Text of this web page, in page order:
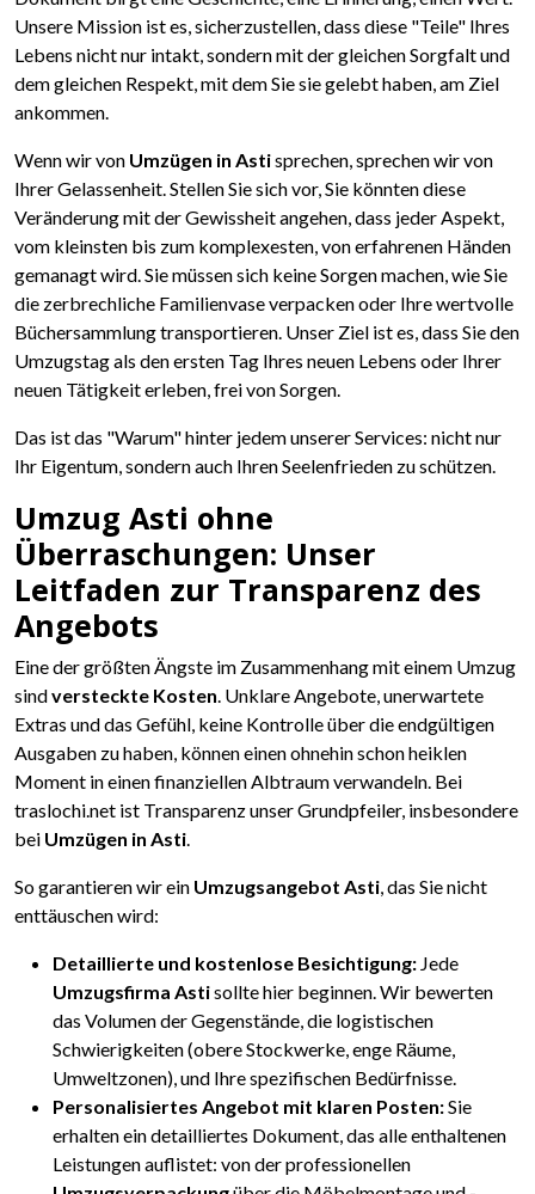
Unsere Mission ist es, sicherzustellen, dass diese "Teile" Ihres
Lebens nicht nur intakt, sondern mit der gleichen Sorgfalt und
dem gleichen Respekt, mit dem Sie sie gelebt haben, am Ziel
ankommen.
Wenn wir von Umzügen in Astisprechen, sprechen wir von
Ihrer Gelassenheit. Stellen Sie sich vor, Sie könnten diese
Veränderung mit der Gewissheit angehen, dass jeder Aspekt,
vom kleinsten bis zum komplexesten, von erfahrenen Händen
gemanagt wird. Sie müssen sich keine Sorgen machen, wie Sie
die zerbrechliche Familienvase verpacken oder Ihre wertvolle
Büchersammlung transportieren. Unser Ziel ist es, dass Sie den
Umzugstag als den ersten Tag Ihres neuen Lebens oder Ihrer
neuen Tätigkeit erleben, frei von Sorgen.
Das ist das "Warum" hinter jedem unserer Services: nicht nur
Ihr Eigentum, sondern auch Ihren Seelenfrieden zu schützen.
Umzug Asti ohne
Überraschungen: Unser
Leitfaden zur Transparenz des
Angebots
Eine der größten Ängste im Zusammenhang mit einem Umzug
sindversteckte Kosten. Unklare Angebote, unerwartete
Extras und das Gefühl, keine Kontrolle über die endgültigen
Ausgaben zu haben, können einen ohnehin schon heiklen
Moment in einen finanziellen Albtraum verwandeln. Bei
traslochi.net ist Transparenz unser Grundpfeiler, insbesondere
bei Umzügen in Asti.
So garantieren wir ein Umzugsangebot Asti, das Sie nicht
enttäuschen wird:
Detaillierte und kostenlose Besichtigung: Jede
Umzugsfirma Astisollte hier beginnen. Wir bewerten
das Volumen der Gegenstände, die logistischen
Schwierigkeiten (obere Stockwerke, enge Räume,
Umweltzonen), und Ihre spezifischen Bedürfnisse.
Personalisiertes Angebot mit klaren Posten:Sie
erhalten ein detailliertes Dokument, das alle enthaltenen
Leistungen auflistet: von der professionellen